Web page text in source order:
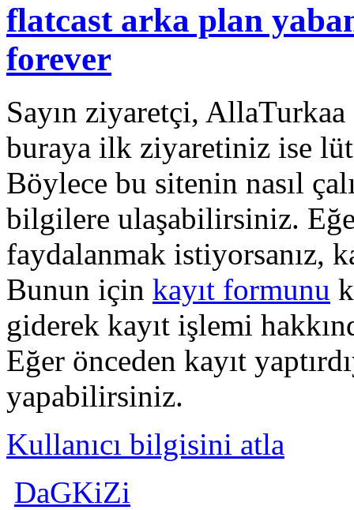
flatcast arka plan
forever
Sayın ziyaretçi,
buraya ilk ziyaretiniz ise
Böylece bu sitenin nasıl
bilgilere ulaşabilirsiniz.
faydalanmak istiyorsanız,
Bunun için kayıt formunu
giderek kayıt işlemi
Eğer önceden kayıt
yapabilirsiniz.
Kullanıcı bilgisini atla
DaGKiZi